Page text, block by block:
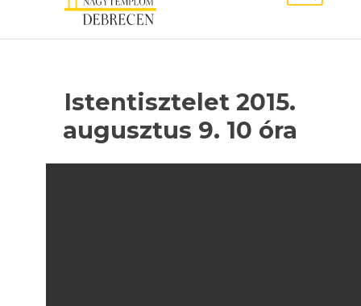
Istentisztelet 2015.
augusztus 9. 10 óra